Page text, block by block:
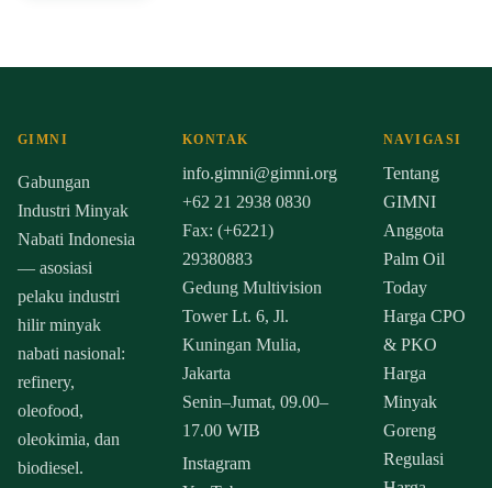
GIMNI
Gabungan
Industri Minyak
Nabati Indonesia
— asosiasi
pelaku industri
hilir minyak
nabati nasional:
refinery,
oleofood,
oleokimia, dan
biodiesel.
KONTAK
info.gimni@gimni.org
+62 21 2938 0830
Fax: (+6221)
29380883
Gedung Multivision
Tower Lt. 6, Jl.
Kuningan Mulia,
Jakarta
Senin–Jumat, 09.00–
17.00 WIB
Instagram
NAVIGASI
Tentang
GIMNI
Anggota
Palm Oil
Today
Harga CPO
& PKO
Harga
Minyak
Goreng
Regulasi